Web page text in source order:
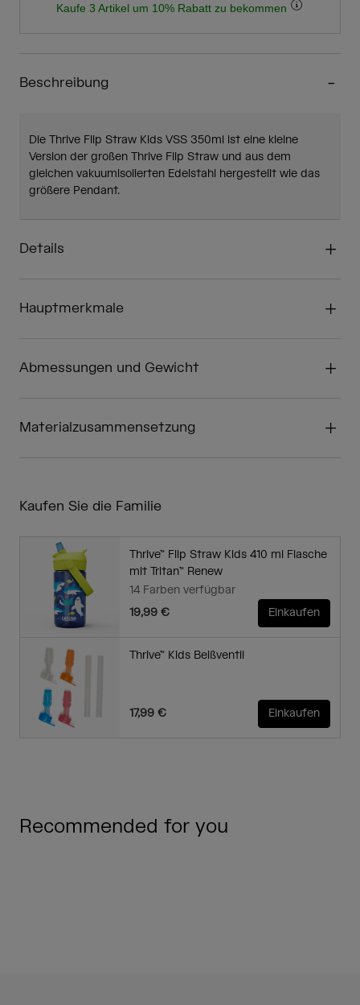
Kaufe 3 Artikel um 10% Rabatt zu bekommen
Beschreibung
Die Thrive Flip Straw Kids VSS 350ml ist eine kleine
Version der großen Thrive Flip Straw und aus dem
gleichen vakuumisolierten Edelstahl hergestellt wie das
größere Pendant.
Details
Hauptmerkmale
Abmessungen und Gewicht
Materialzusammensetzung
Kaufen Sie die Familie
Thrive™ Flip Straw Kids 410 ml Flasche
mit Tritan™ Renew
14 Farben verfügbar
19,99 €
Einkaufen
Thrive™ Kids Beißventil
17,99 € Einkaufen
Recommended for you